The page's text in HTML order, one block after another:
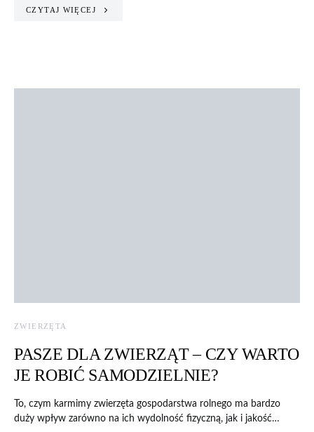
CZYTAJ WIĘCEJ
ZWIERZĘTA
PASZE DLA ZWIERZĄT – CZY WARTO
JE ROBIĆ SAMODZIELNIE?
To, czym karmimy zwierzęta gospodarstwa rolnego ma bardzo
duży wpływ zarówno na ich wydolność fizyczną, jak i jakość…